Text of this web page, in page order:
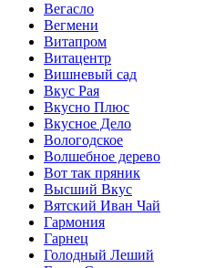
Вегасло
Вегмени
Витапром
Витацентр
Вишневый сад
Вкус Рая
Вкусно Плюс
Вкусное Дело
Вологодское
Волшебное дерево
Вот так пряник
Высший Вкус
Вятский Иван Чай
Гармония
Гарнец
Голодный Леший